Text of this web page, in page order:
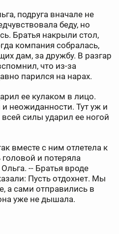
подруга вначале не
беду, но
Братья накрыли стол,
компания собралась,
дам, за дружбу. В разгар
что из-за
парился на нарах.
ее кулаком в лицо.
неожиданности. Тут уж и
силы ударил ее ногой
вместе с ним отлетела к
головой и потеряла
-- Братья вроде
Пусть отдохнет. Мы
а сами отправились в
уже не дышала.